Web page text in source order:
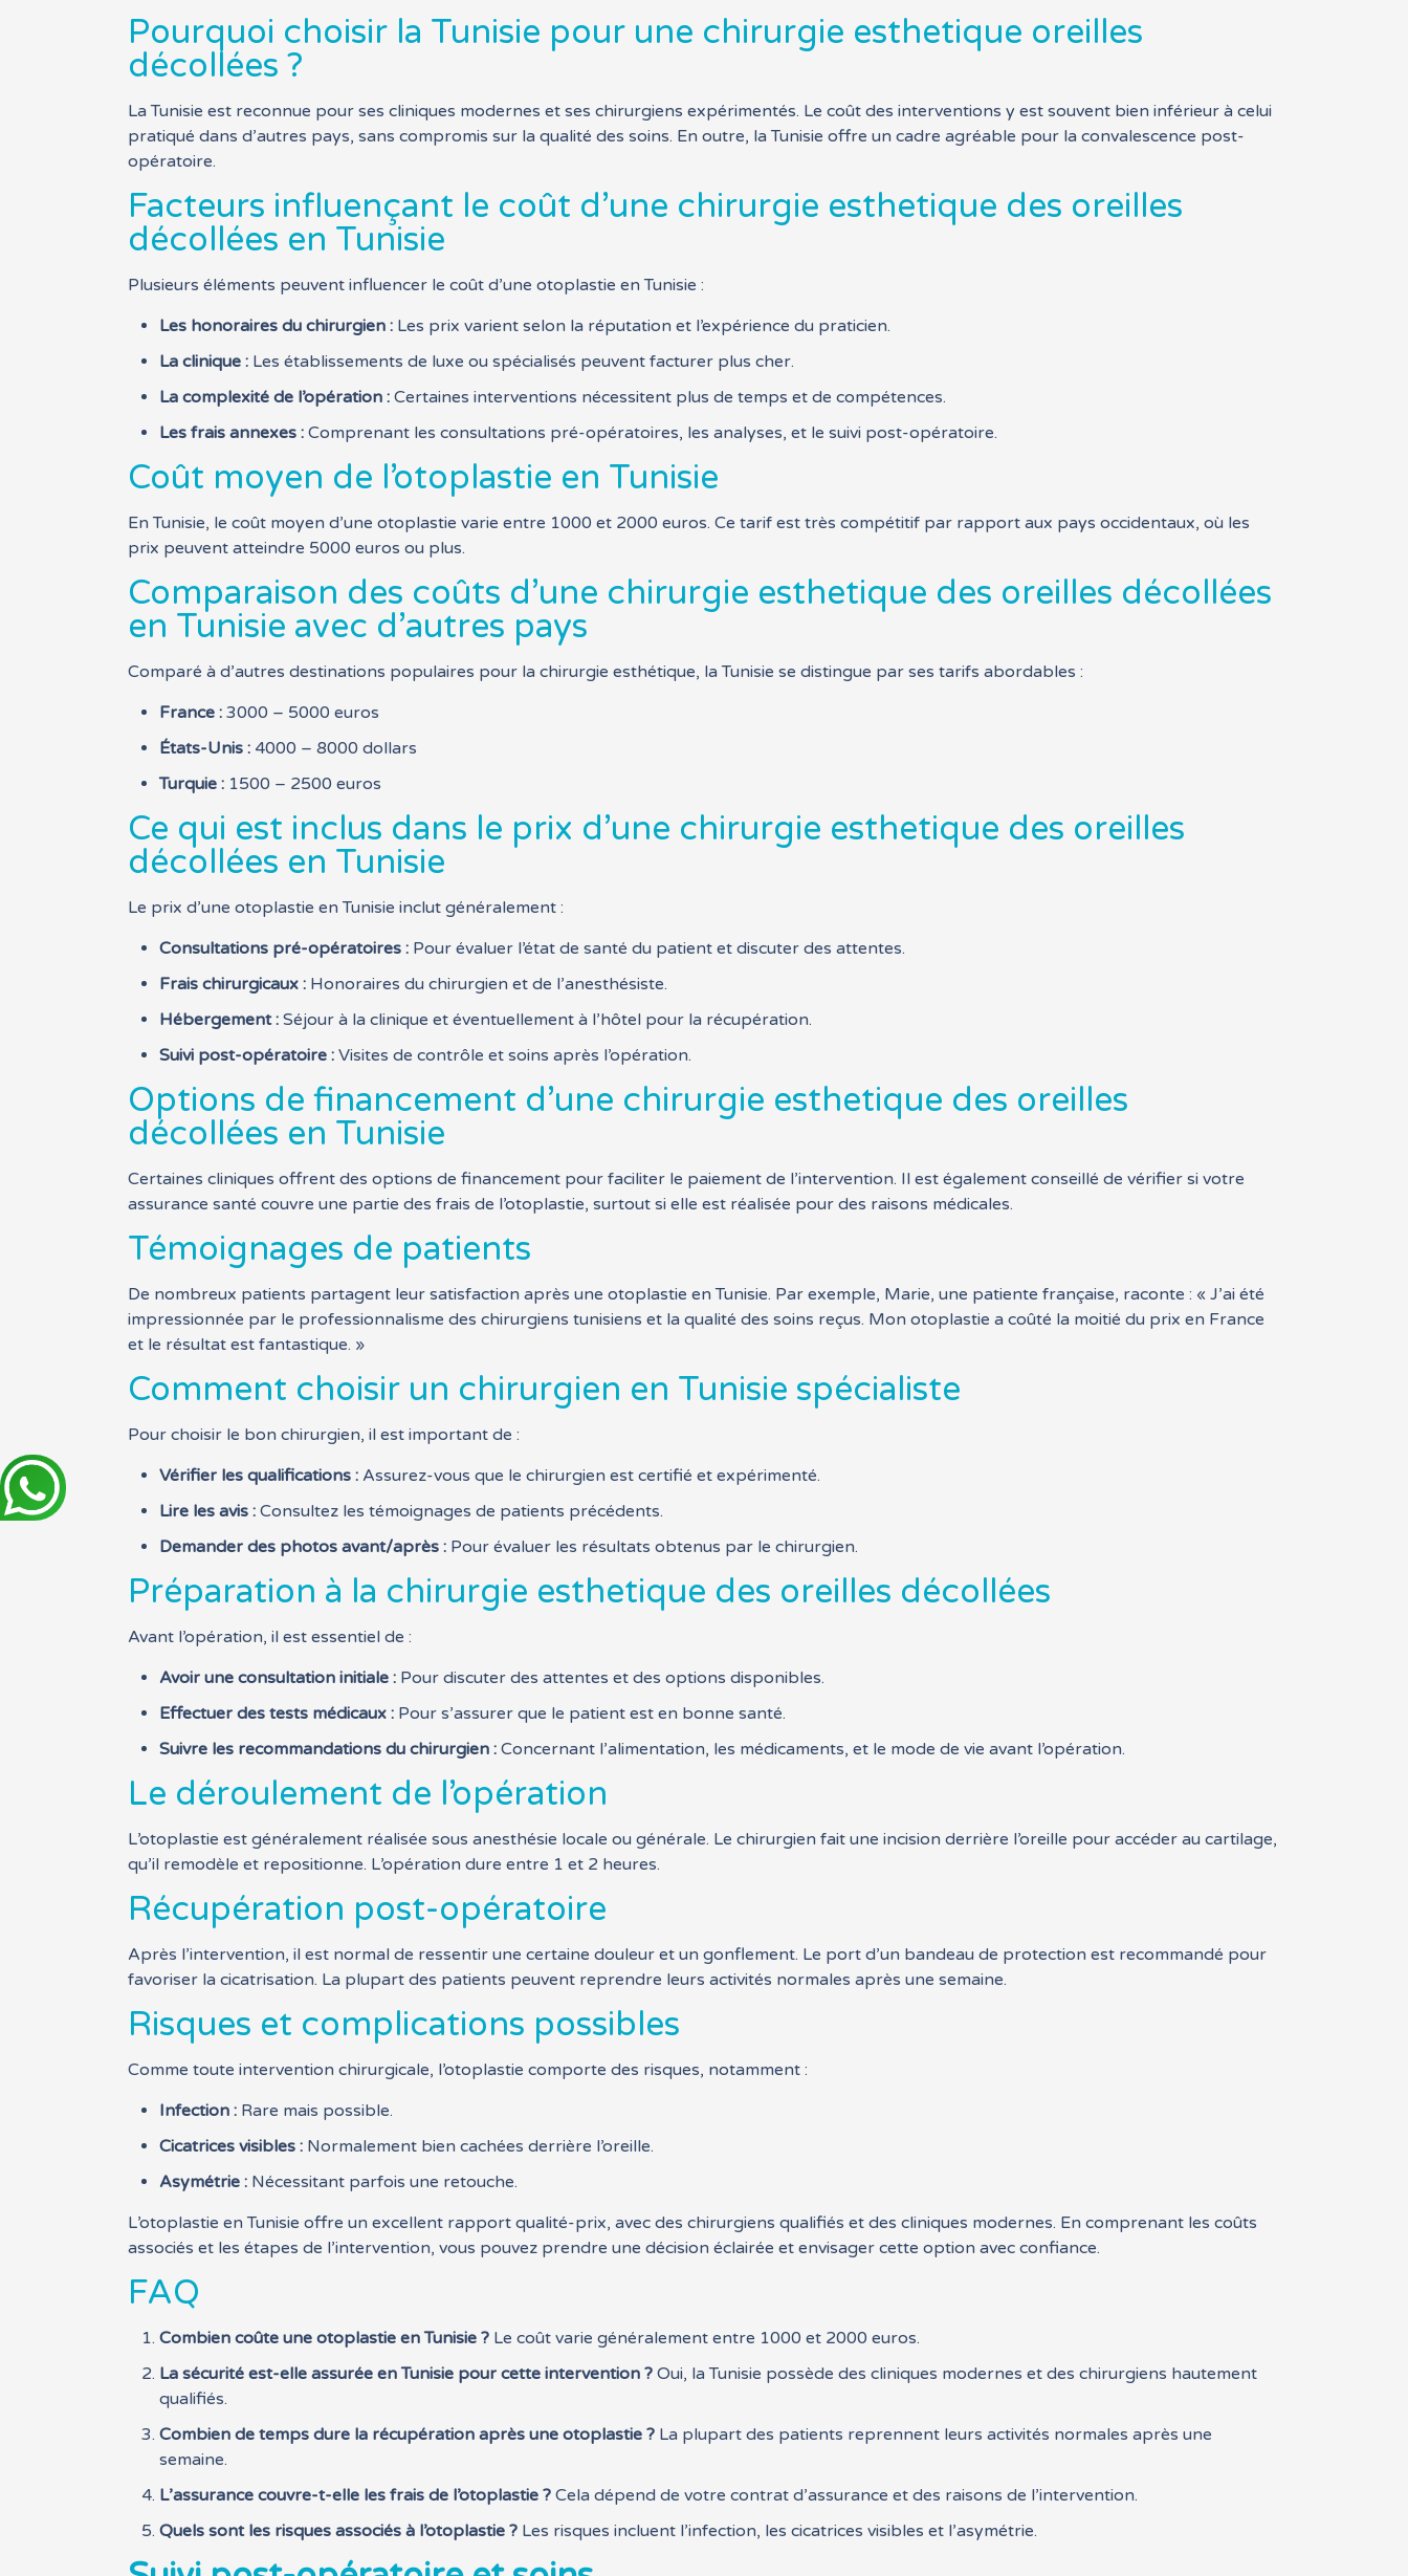
Pourquoi choisir la Tunisie pour une chirurgie esthetique oreilles
décollées ?
La Tunisie est reconnue pour ses cliniques modernes et ses chirurgiens expérimentés. Le coût des interventions y est souvent bien inférieur à celui
pratiqué dans d’autres pays, sans compromis sur la qualité des soins. En outre, la Tunisie offre un cadre agréable pour la convalescence post-
opératoire.
Facteurs influençant le coût d’une chirurgie esthetique des oreilles
décollées en Tunisie
Plusieurs éléments peuvent influencer le coût d’une otoplastie en Tunisie :
Les honoraires du chirurgien : Les prix varient selon la réputation et l’expérience du praticien.
La clinique : Les établissements de luxe ou spécialisés peuvent facturer plus cher.
La complexité de l’opération : Certaines interventions nécessitent plus de temps et de compétences.
Les frais annexes : Comprenant les consultations pré-opératoires, les analyses, et le suivi post-opératoire.
Coût moyen de l’otoplastie en Tunisie
En Tunisie, le coût moyen d’une otoplastie varie entre 1000 et 2000 euros. Ce tarif est très compétitif par rapport aux pays occidentaux, où les
prix peuvent atteindre 5000 euros ou plus.
Comparaison des coûts d’une chirurgie esthetique des oreilles décollées
en Tunisie avec d’autres pays
Comparé à d’autres destinations populaires pour la chirurgie esthétique, la Tunisie se distingue par ses tarifs abordables :
France : 3000 – 5000 euros
États-Unis : 4000 – 8000 dollars
Turquie : 1500 – 2500 euros
Ce qui est inclus dans le prix d’une chirurgie esthetique des oreilles
décollées en Tunisie
Le prix d’une otoplastie en Tunisie inclut généralement :
Consultations pré-opératoires : Pour évaluer l’état de santé du patient et discuter des attentes.
Frais chirurgicaux : Honoraires du chirurgien et de l’anesthésiste.
Hébergement : Séjour à la clinique et éventuellement à l’hôtel pour la récupération.
Suivi post-opératoire : Visites de contrôle et soins après l’opération.
Options de financement d’une chirurgie esthetique des oreilles
décollées en Tunisie
Certaines cliniques offrent des options de financement pour faciliter le paiement de l’intervention. Il est également conseillé de vérifier si votre
assurance santé couvre une partie des frais de l’otoplastie, surtout si elle est réalisée pour des raisons médicales.
Témoignages de patients
De nombreux patients partagent leur satisfaction après une otoplastie en Tunisie. Par exemple, Marie, une patiente française, raconte : « J’ai été
impressionnée par le professionnalisme des chirurgiens tunisiens et la qualité des soins reçus. Mon otoplastie a coûté la moitié du prix en France
et le résultat est fantastique. »
Comment choisir un chirurgien en Tunisie spécialiste
Pour choisir le bon chirurgien, il est important de :
Vérifier les qualifications : Assurez-vous que le chirurgien est certifié et expérimenté.
Lire les avis : Consultez les témoignages de patients précédents.
Demander des photos avant/après : Pour évaluer les résultats obtenus par le chirurgien.
Préparation à la chirurgie esthetique des oreilles décollées
Avant l’opération, il est essentiel de :
Avoir une consultation initiale : Pour discuter des attentes et des options disponibles.
Effectuer des tests médicaux : Pour s’assurer que le patient est en bonne santé.
Suivre les recommandations du chirurgien : Concernant l’alimentation, les médicaments, et le mode de vie avant l’opération.
Le déroulement de l’opération
L’otoplastie est généralement réalisée sous anesthésie locale ou générale. Le chirurgien fait une incision derrière l’oreille pour accéder au cartilage,
qu’il remodèle et repositionne. L’opération dure entre 1 et 2 heures.
Récupération post-opératoire
Après l’intervention, il est normal de ressentir une certaine douleur et un gonflement. Le port d’un bandeau de protection est recommandé pour
favoriser la cicatrisation. La plupart des patients peuvent reprendre leurs activités normales après une semaine.
Risques et complications possibles
Comme toute intervention chirurgicale, l’otoplastie comporte des risques, notamment :
Infection : Rare mais possible.
Cicatrices visibles : Normalement bien cachées derrière l’oreille.
Asymétrie : Nécessitant parfois une retouche.
L’otoplastie en Tunisie offre un excellent rapport qualité-prix, avec des chirurgiens qualifiés et des cliniques modernes. En comprenant les coûts
associés et les étapes de l’intervention, vous pouvez prendre une décision éclairée et envisager cette option avec confiance.
FAQ
Combien coûte une otoplastie en Tunisie ? Le coût varie généralement entre 1000 et 2000 euros.
La sécurité est-elle assurée en Tunisie pour cette intervention ? Oui, la Tunisie possède des cliniques modernes et des chirurgiens hautement
qualifiés.
Combien de temps dure la récupération après une otoplastie ? La plupart des patients reprennent leurs activités normales après une
semaine.
L’assurance couvre-t-elle les frais de l’otoplastie ? Cela dépend de votre contrat d’assurance et des raisons de l’intervention.
Quels sont les risques associés à l’otoplastie ? Les risques incluent l’infection, les cicatrices visibles et l’asymétrie.